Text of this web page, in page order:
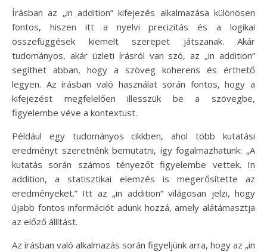
Írásban az „in addition” kifejezés alkalmazása különösen
fontos, hiszen itt a nyelvi precizitás és a logikai
összefüggések kiemelt szerepet játszanak. Akár
tudományos, akár üzleti írásról van szó, az „in addition”
segíthet abban, hogy a szöveg koherens és érthető
legyen. Az írásban való használat során fontos, hogy a
kifejezést megfelelően illesszük be a szövegbe,
figyelembe véve a kontextust.
Például egy tudományos cikkben, ahol több kutatási
eredményt szeretnénk bemutatni, így fogalmazhatunk: „A
kutatás során számos tényezőt figyelembe vettek. In
addition, a statisztikai elemzés is megerősítette az
eredményeket.” Itt az „in addition” világosan jelzi, hogy
újabb fontos információt adunk hozzá, amely alátámasztja
az előző állítást.
Az írásban való alkalmazás során figyeljünk arra, hogy az „in